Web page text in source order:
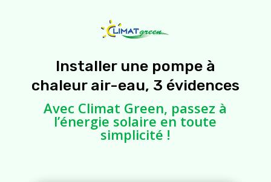
Installer une pompe à
chaleur air-eau, 3 évidences
Avec Climat Green, passez à
l’énergie solaire en toute
simplicité !